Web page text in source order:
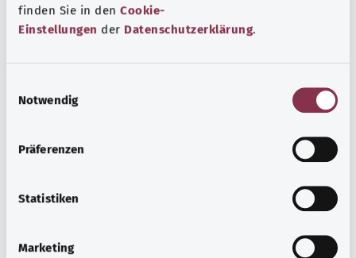
finden Sie in den Cookie-
Einstellungen der Datenschutzerklärung.
Notwendig
Präferenzen
Statistiken
Marketing
Hautveränderungen. Eine Ansteckung erfolgt bei engem
Kontakt zu infizierten Tieren oder Menschen.